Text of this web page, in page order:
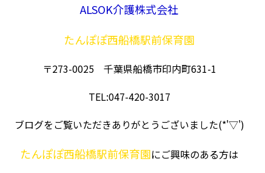
ALSOK介護株式会社
たんぽぽ西船橋駅前保育園
〒273-0025 千葉県船橋市印内町631-1
TEL:047-420-3017
ブログをご覧いただきありがとうございました(*'▽')
たんぽぽ西船橋駅前保育園にご興味のある方は